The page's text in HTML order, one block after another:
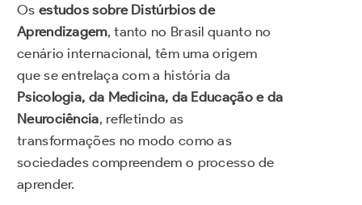
Os estudos sobre Distúrbios de
Aprendizagem, tanto no Brasil quanto no
cenário internacional, têm uma origem
que se entrelaça com a história da
Psicologia, da Medicina, da Educação e da
Neurociência, refletindo as
transformações no modo como as
sociedades compreendem o processo de
aprender.